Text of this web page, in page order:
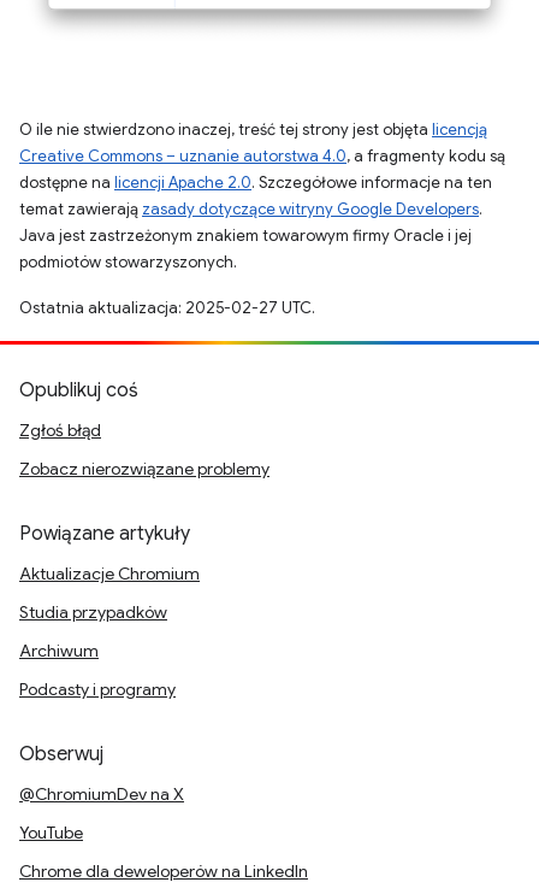
O ile nie stwierdzono inaczej, treść tej strony jest objęta licencją
Creative Commons – uznanie autorstwa 4.0, a fragmenty kodu są
dostępne na licencji Apache 2.0. Szczegółowe informacje na ten
temat zawierają zasady dotyczące witryny Google Developers.
Java jest zastrzeżonym znakiem towarowym firmy Oracle i jej
podmiotów stowarzyszonych.
Ostatnia aktualizacja: 2025-02-27 UTC.
Opublikuj coś
Zgłoś błąd
Zobacz nierozwiązane problemy
Powiązane artykuły
Aktualizacje Chromium
Studia przypadków
Archiwum
Podcasty i programy
Obserwuj
@ChromiumDev na X
YouTube
Chrome dla deweloperów na LinkedIn